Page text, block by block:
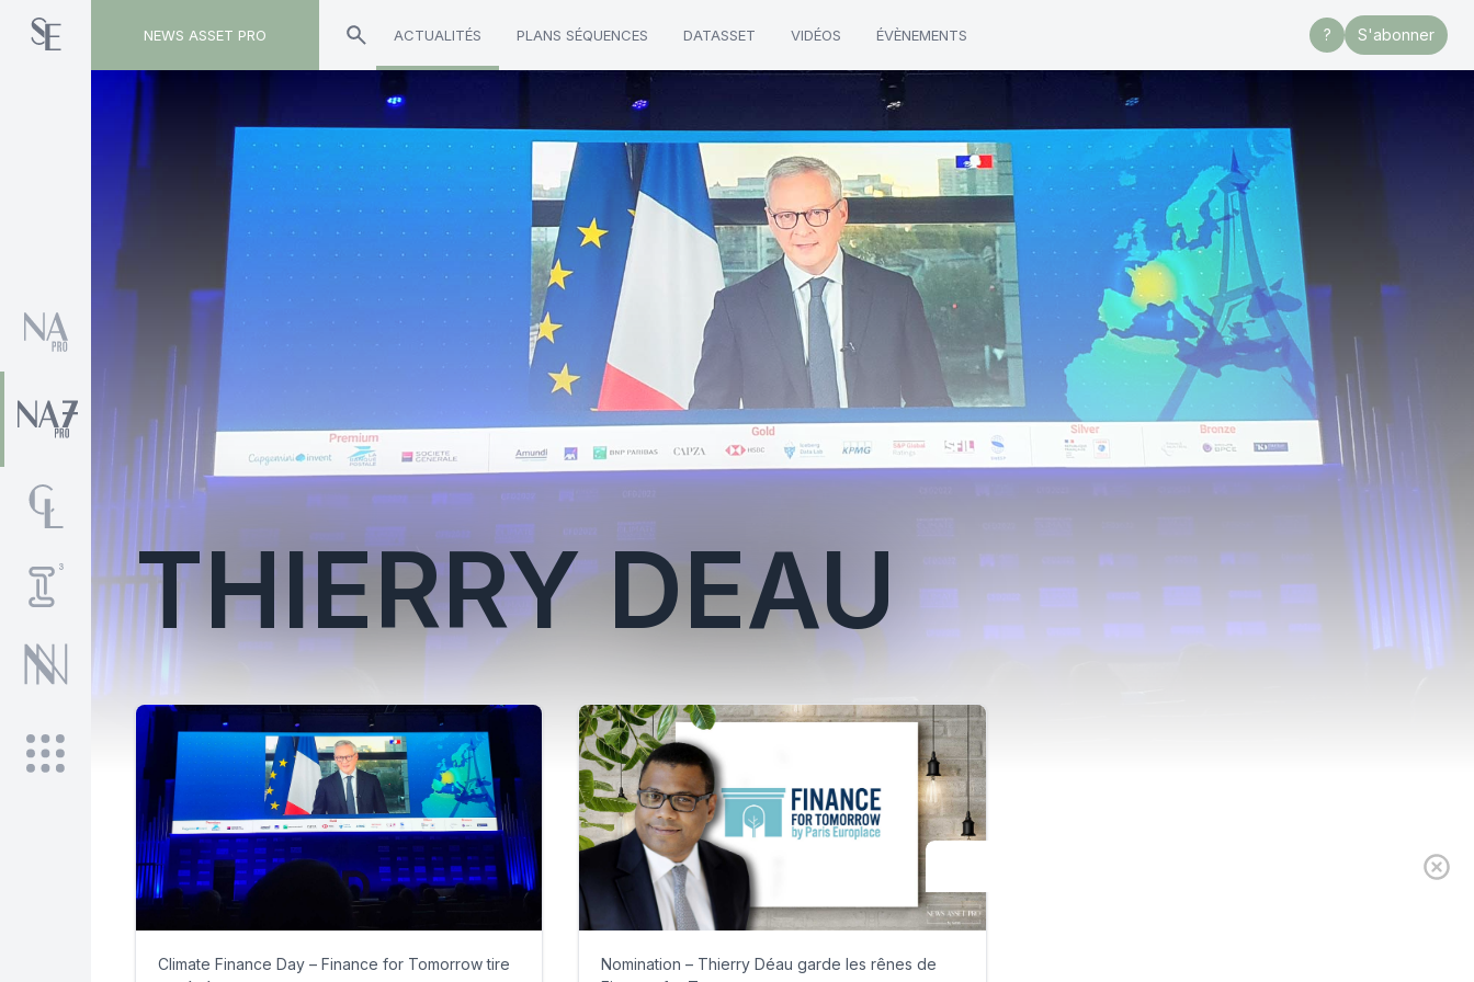
NEWS ASSET PRO ACTUALITÉS PLANS SÉQUENCES DATASSET VIDÉOS ÉVÈNEMENTS ? S'abonner
Toute l'actualité sur le tag "Thierry Deau"
THIERRY DEAU
Climate Finance Day – Finance for Tomorrow tire
Nomination – Thierry Déau garde les rênes de